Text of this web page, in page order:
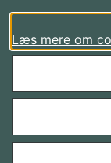
LinkedIn
Styrelser og
Læs mere om